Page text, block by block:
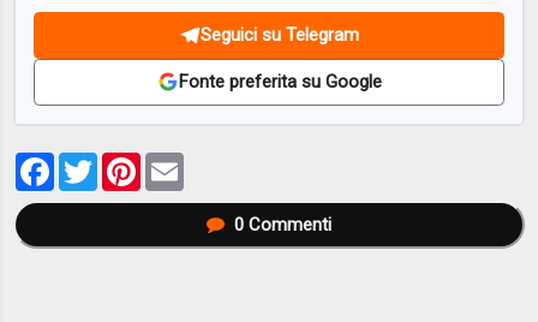
Seguici su Telegram
Fonte preferita su Google
Facebook
TwitterPinterest
0Commenti